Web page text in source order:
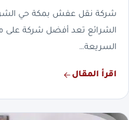
شركة نقل عفش بمكة حي
الشرائع تعد أفضل شركة على
السريعة…
اقرأ المقال